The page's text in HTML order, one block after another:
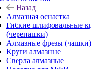
Назад
Алмазная оснастка
Гибкие шлифовальные
(черепашки)
Алмазные фрезы (чашки)
Круги алмазные
Сверла алмазные